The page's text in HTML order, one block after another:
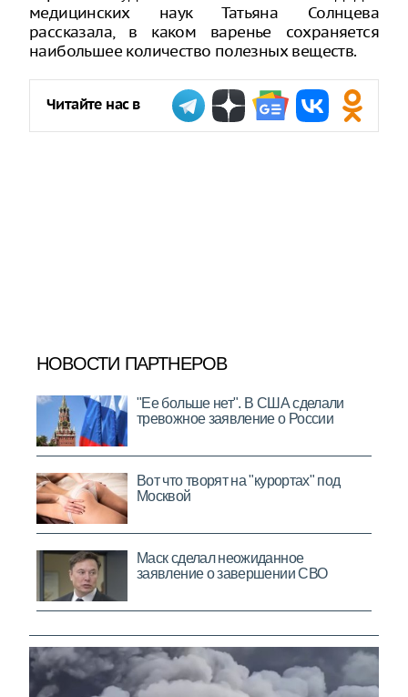
медицинских наук Татьяна Солнцева
рассказала, в каком варенье сохраняется
наибольшее количество полезных веществ.
Читайте нас в